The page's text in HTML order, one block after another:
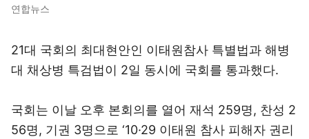
연합뉴스
21대 국회의 최대현안인 이태원참사 특별법과 해병
대 채상병 특검법이 2일 동시에 국회를 통과했다.
국회는 이날 오후 본회의를 열어 재석 259명, 찬성 2
56명, 기권 3명으로 ‘10·29 이태원 참사 피해자 권리